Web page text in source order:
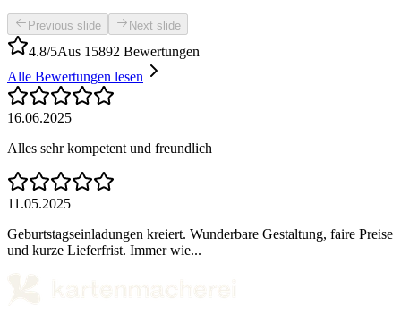
Previous slide Next slide
4.8/5Aus 15892 Bewertungen
Alle Bewertungen lesen
16.06.2025
Alles sehr kompetent und freundlich
11.05.2025
Geburtstagseinladungen kreiert. Wunderbare Gestaltung, faire Preise
und kurze Lieferfrist. Immer wie...